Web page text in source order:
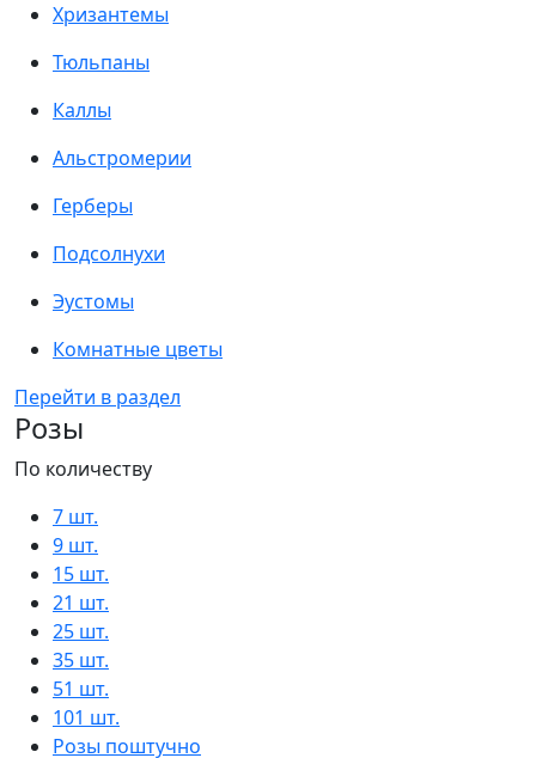
Хризантемы
Тюльпаны
Каллы
Альстромерии
Герберы
Подсолнухи
Эустомы
Комнатные цветы
Перейти в раздел
Розы
По количеству
7 шт.
9 шт.
15 шт.
21 шт.
25 шт.
35 шт.
51 шт.
101 шт.
Розы поштучно